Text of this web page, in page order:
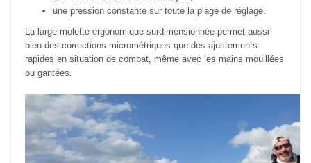
une pression constante sur toute la plage de réglage.
La large molette ergonomique surdimensionnée permet aussi
bien des corrections micrométriques que des ajustements
rapides en situation de combat, même avec les mains mouillées
ou gantées.